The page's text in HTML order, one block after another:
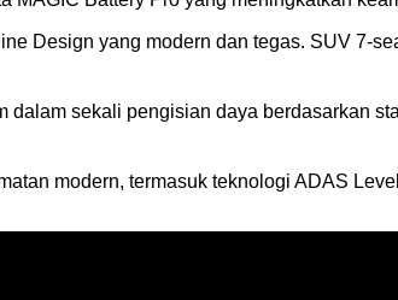
Design yang modern dan tegas. SUV 7-
sekali pengisian daya berdasarkan
modern, termasuk teknologi ADAS